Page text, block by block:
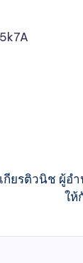
ยรติวนิช ผู้อ
ให้